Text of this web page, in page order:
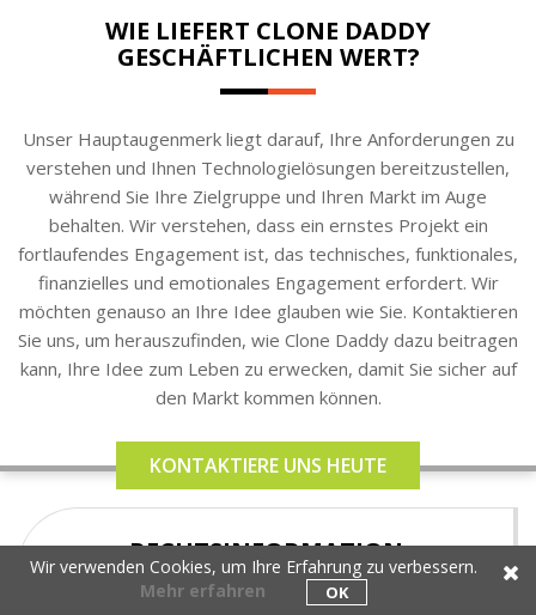
WIE LIEFERT CLONE DADDY
GESCHÄFTLICHEN WERT?
Unser Hauptaugenmerk liegt darauf, Ihre Anforderungen zu
verstehen und Ihnen Technologielösungen bereitzustellen,
während Sie Ihre Zielgruppe und Ihren Markt im Auge
behalten. Wir verstehen, dass ein ernstes Projekt ein
fortlaufendes Engagement ist, das technisches, funktionales,
finanzielles und emotionales Engagement erfordert. Wir
möchten genauso an Ihre Idee glauben wie Sie. Kontaktieren
Sie uns, um herauszufinden, wie Clone Daddy dazu beitragen
kann, Ihre Idee zum Leben zu erwecken, damit Sie sicher auf
den Markt kommen können.
KONTAKTIERE UNS HEUTE
RECHTSINFORMATION
Wir verwenden Cookies, um Ihre Erfahrung zu verbessern.
Mehr erfahren
OK